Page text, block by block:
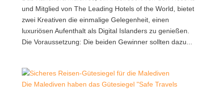
und Mitglied von The Leading Hotels of the World, bietet
zwei Kreativen die einmalige Gelegenheit, einen
luxuriösen Aufenthalt als Digital Islanders zu genießen.
Die Voraussetzung: Die beiden Gewinner sollten dazu...
Die Malediven haben das Gütesiegel "Safe Travels